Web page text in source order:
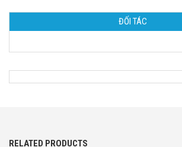
ĐỐI TÁC
RELATED PRODUCTS